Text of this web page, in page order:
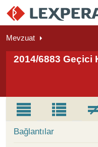
Mevzuat
2014/6883 Geçici
Bağlantılar